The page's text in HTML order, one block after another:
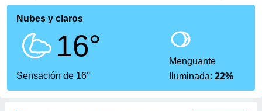
ha sido
calidad.
a este
las
Nubes y claros
16°
Sensación de 16°
Menguante
Iluminada:22%